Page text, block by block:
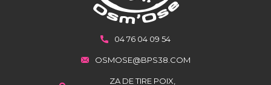
04 76 04 09 54
OSMOSE@BPS38.COM
ZA DE TIRE POIX,